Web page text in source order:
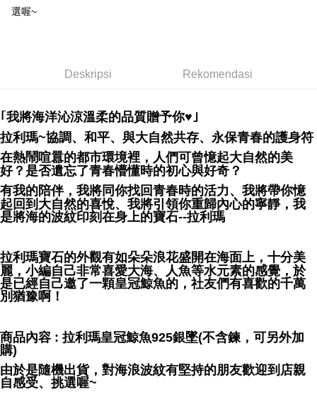
7-11取貨付款
賣家宅配幫您送（台灣）
NT$3,000 atau lebih
郵局幫你送（離島）
NT$80/pesanan | Penghantaran percuma untuk pesanan
NT$3,000 atau lebih
付款後門市自取
Penghantaran percuma
選喔~
Deskripsi Rekomendasi
｢我將海洋沁涼溫柔的品質贈予你♥｣
拉利瑪~協調、和平、與大自然共存、永保青春的護身符
在熱鬧喧囂的都市環境裡，人們可曾憶起大自然的美
好？是否遺忘了青春懵懂時的初心與好奇？
有我的陪伴，我將同你找回青春時的活力、我將帶你憶
起回到大自然的喜悅、我將引領你重歸內心的寧靜，我
是將海的波紋印刻在身上的寶石--拉利瑪
拉利瑪寶石的外觀有如朵朵浪花盛開在海面上，十分美
麗，小編自己非常喜愛大海、人魚等水元素的感覺，於
是已經自己邀了一顆皇冠鯨魚的，社友們有喜歡的千萬
別猶豫啊！
商品內容 : 拉利瑪皇冠鯨魚925銀墜(不含鍊，可另外加
購)
由於是隨機出貨，對海浪波紋有堅持的朋友歡迎到店親
自感受、挑選喔~